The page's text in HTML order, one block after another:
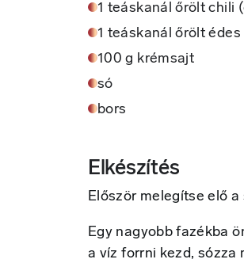
1 teáskanál őrölt chili
1 teáskanál őrölt édes
100 g krémsajt
só
bors
Elkészítés
Először melegítse elő
Egy nagyobb fazékba
a víz forrni kezd, sózza